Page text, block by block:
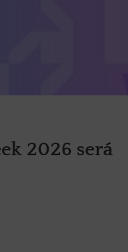
2026 será